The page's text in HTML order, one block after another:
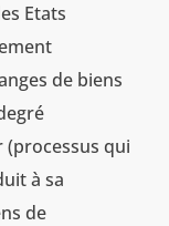
Etats
de biens
(processus qui
à sa
de